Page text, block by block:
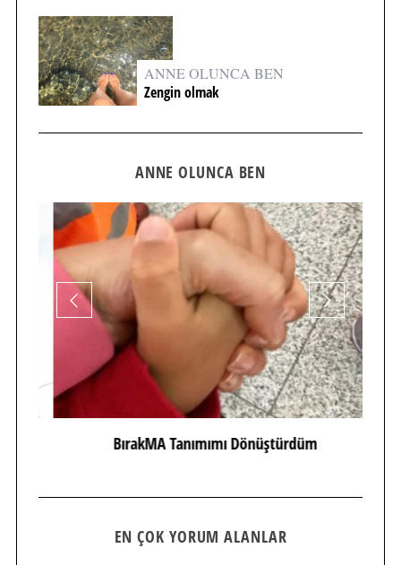
ANNE OLUNCA BEN
Zengin olmak
ANNE OLUNCA BEN
BırakMA Tanımımı Dönüştürdüm
EN ÇOK YORUM ALANLAR